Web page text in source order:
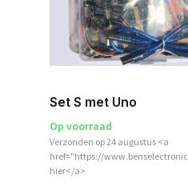
Set S met Uno
Op voorraad
Verzonden op 24 augustus <a
href="https://
hier</a>